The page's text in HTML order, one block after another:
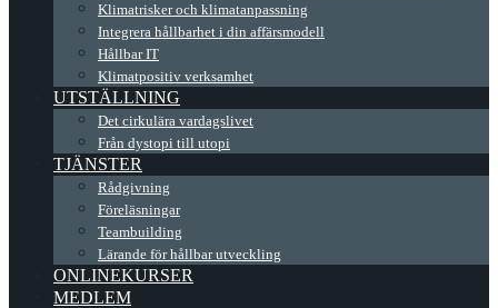
Klimatrisker och klimatanpassning
Integrera hållbarhet i din affärsmodell
Hållbar IT
Klimatpositiv verksamhet
UTSTÄLLNING
Det cirkulära vardagslivet
Från dystopi till utopi
TJÄNSTER
Rådgivning
Föreläsningar
Teambuilding
Lärande för hållbar utveckling
ONLINEKURSER
MEDLEM